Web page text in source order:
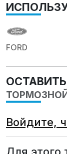
FORD
Войдите,